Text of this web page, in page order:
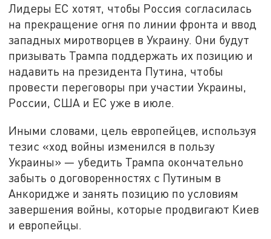
Лидеры ЕС хотят, чтобы Россия согласилась
на прекращение огня по линии фронта и ввод
западных миротворцев в Украину. Они будут
призывать Трампа поддержать их позицию и
надавить на президента Путина, чтобы
провести переговоры при участии Украины,
России, США и ЕС уже в июле.
Иными словами, цель европейцев, используя
тезис «ход войны изменился в пользу
Украины» — убедить Трампа окончательно
забыть о договоренностях с Путиным в
Анкоридже и занять позицию по условиям
завершения войны, которые продвигают Киев
и европейцы.